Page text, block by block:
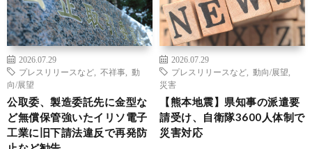
2026.07.29
プレスリリースなど
不祥事
動
向/展望
公取委、製造委託先に金型な
ど無償保管強いたイリソ電子
工業に旧下請法違反で再発防
2026.07.29
プレスリリースなど
動向/展望
災害
【熊本地震】県知事の派遣要
請受け、自衛隊3600人体制で
災害対応